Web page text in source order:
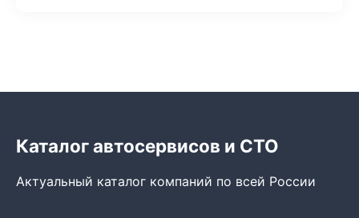
Каталог автосервисов и СТО
Актуальный каталог компаний по всей России